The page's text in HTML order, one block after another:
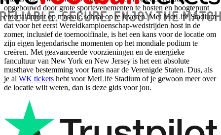
opgebouwd door grote sportevenementen te hosten en hoogtepunt
entertainment op massale schaal op te leveren. Met MetLife Stadium
dat voor het eerst Wereldkampioenschap-wedstrijden host in de
zomer, inclusief de toernooifinale, is het een kans voor de locatie om
zijn eigen legendarische momenten op het mondiale podium te
creëren. Met geavanceerde voorzieningen en de energieke
fancultuur van New York en New Jersey is het een absolute
musthave bestemming voor fans naar de Verenigde Staten. Dus, als
je al WK tickets hebt voor MetLife Stadium of je gewoon meer over
de locatie wilt weten, dan is deze gids voor jou.